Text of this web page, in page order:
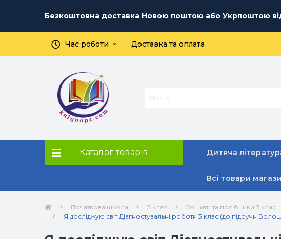
Безкоштовна доставка Новою поштою або Укрпоштою
Час роботи Доставка та оплата
Каталог товарів Дитяча
Всі товари
Початкова школа 3 клас Зошити та посібники 3 клас
Я досліджую світ Діагностувальні роботи 3 клас (до підручн